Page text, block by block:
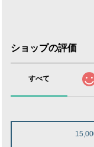
ショップの評価
すべて